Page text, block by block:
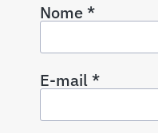
Nome*
E-mail*